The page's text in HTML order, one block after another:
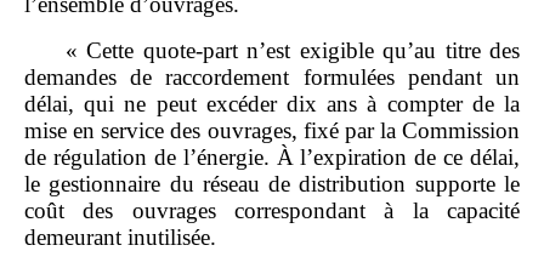
« Cette quote‑part n’est exigible qu’au titre des
demandes de raccordement formulées pendant un
délai, qui ne peut excéder dix ans à compter de la
mise en service des ouvrages, fixé par la Commission
de régulation de l’énergie. À l’expiration de ce délai,
le gestionnaire du réseau de distribution supporte le
coût des ouvrages correspondant à la capacité
demeurant inutilisée.